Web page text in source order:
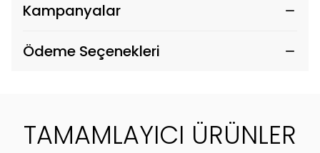
Kampanyalar
Ödeme Seçenekleri
TAMAMLAYICI ÜRÜNLER